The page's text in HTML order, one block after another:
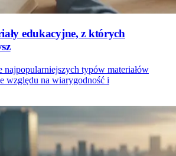
edukacyjne, z których
najpopularniejszych typów materiałów
względu na wiarygodność i